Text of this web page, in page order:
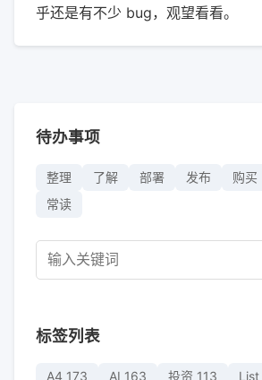
乎还是有不少 bug，观望看看。
待办事项
整理 了解 部署 发布 购买
常读
标签列表
A4 173 AI 163 投资 113 List